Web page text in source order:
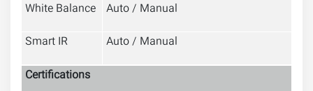
White Balance Auto / Manual
Smart IR
Auto / Manual
Certifications